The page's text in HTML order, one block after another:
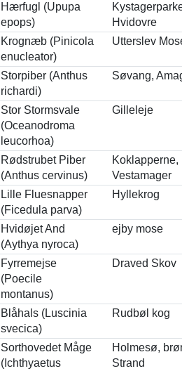
Hærfugl (Upupa
epops)
Hvidovre
Krognæb (Pinicola
enucleator)
Utterslev
Storpiber (Anthus
richardi)
Søvang,
Stor Stormsvale
(Oceanodroma
leucorhoa)
Gilleleje
Rødstrubet Piber
(Anthus cervinus)
Koklapperne,
Vestamager
Lille Fluesnapper
(Ficedula parva)
Hyllekrog
Hvidøjet And
(Aythya nyroca)
ejby mose
Fyrremejse
(Poecile
montanus)
Draved Skov
Blåhals (Luscinia
svecica)
Rudbøl kog
Sorthovedet Måge
(Ichthyaetus
Holmesø,
Strand